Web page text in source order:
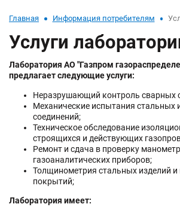
Главная Информация потребителям
Услуги
Лаборатория АО "Газпром
предлагает следующие услуги:
Неразрушающий контроль сварных
Механические испытания стальных
соединений;
Техническое обследование
строящихся и действующих
Ремонт и сдача в проверку
газоаналитических приборов;
Толщинометрия стальных изделий
покрытий;
Лаборатория имеет: